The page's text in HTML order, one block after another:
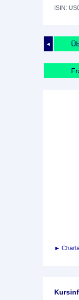
ISIN:
◄
►